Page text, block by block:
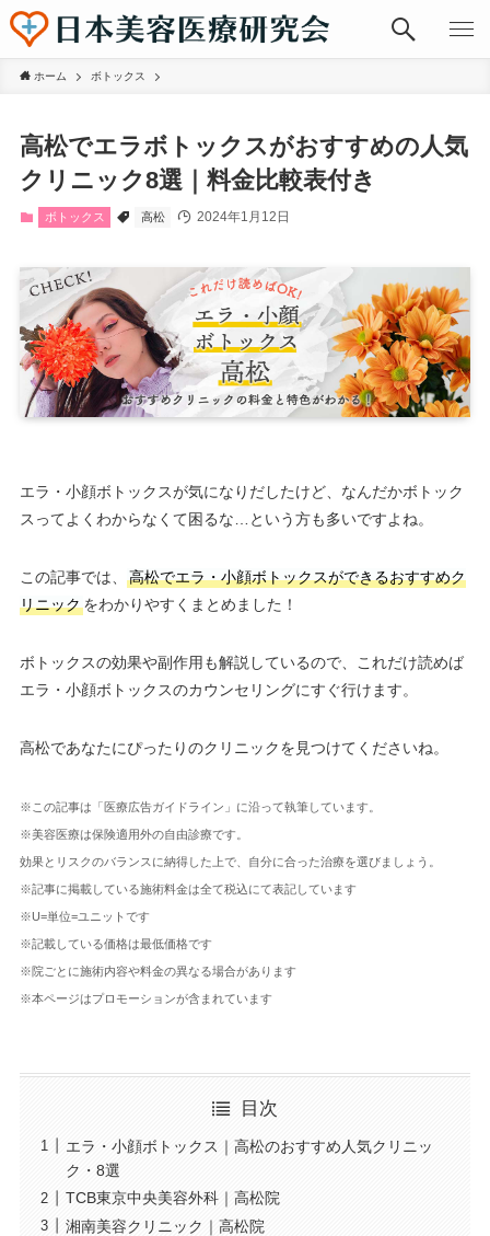
ホーム ボトックス
高松でエラボトックスがおすすめの人気
クリニック8選｜料金比較表付き
ボトックス 高松 2024年1月12日
エラ・小顔ボトックスが気になりだしたけど、なんだかボトック
スってよくわからなくて困るな…という方も多いですよね。
この記事では、
高松でエラ・小顔ボトックスができるおすすめク
リニックをわかりやすくまとめました！
ボトックスの効果や副作用も解説しているので、これだけ読めば
エラ・小顔ボトックスのカウンセリングにすぐ行けます。
高松であなたにぴったりのクリニックを見つけてくださいね。
※この記事は「医療広告ガイドライン」に沿って執筆しています。
※美容医療は保険適用外の自由診療です。
効果とリスクのバランスに納得した上で、自分に合った治療を選びましょう。
※記事に掲載している施術料金は全て税込にて表記しています
※U=単位=ユニットです
※記載している価格は最低価格です
※院ごとに施術内容や料金の異なる場合があります
※本ページはプロモーションが含まれています
目次
エラ・小顔ボトックス｜高松のおすすめ人気クリニッ
ク・8選
TCB東京中央美容外科｜高松院
湘南美容クリニック｜高松院